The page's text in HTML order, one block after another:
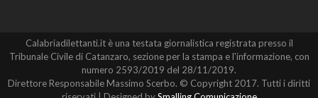
Calabriadilettanti.it è una testata giornalistica registrata presso il
Tribunale Civile di Catanzaro, sezione per la stampa e l'informazione, con
numero 2593/2019 del 28/11/2019.
Direttore Responsabile Massimo Scerbo. © Copyright 2017. Tutti i diritti